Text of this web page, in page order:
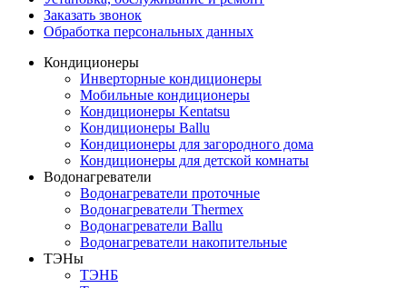
Заказать звонок
Обработка персональных данных
Кондиционеры
Инверторные кондиционеры
Мобильные кондиционеры
Кондиционеры Kentatsu
Кондиционеры Ballu
Кондиционеры для загородного дома
Кондиционеры для детской комнаты
Водонагреватели
Водонагреватели проточные
Водонагреватели Thermex
Водонагреватели Ballu
Водонагреватели накопительные
ТЭНы
ТЭНБ